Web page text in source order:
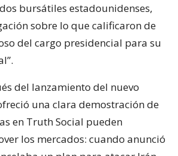
bursátiles estadounidenses,
sobre lo que calificaron de
del cargo presidencial para su
del lanzamiento del nuevo
una clara demostración de
en Truth Social pueden
los mercados: cuando anunció